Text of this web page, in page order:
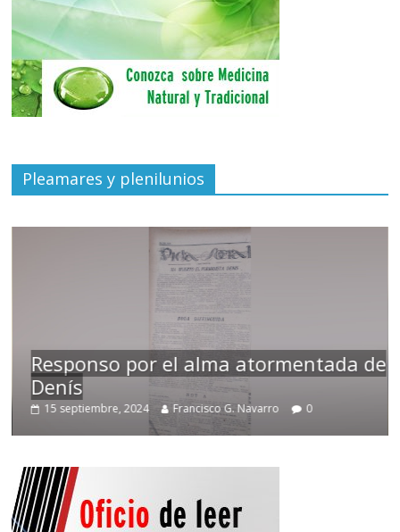
Pleamares y plenilunios
Responso por el alma atormentada de
Denís
15 septiembre, 2024 Francisco G. Navarro 0